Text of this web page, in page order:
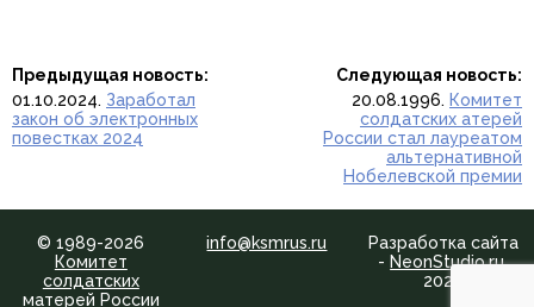
Предыдущая новость:
01.10.2024. Заработал
закон об электронных
повестках 2024
Следующая новость:
20.08.1996. Комитет
солдатских атерей
России стал лауреатом
альтернативной
Нобелевской премии
© 1989-2026
Комитет
солдатских
матерей России
info@ksmrus.ru
Разработка сайта
- NeonStudio.ru,
2024